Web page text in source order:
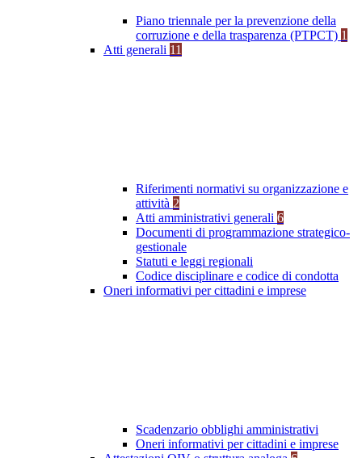
Piano triennale per la prevenzione della
corruzione e della trasparenza (PTPCT) 1
Atti generali 11
Riferimenti normativi su organizzazione e
attività 2
Atti amministrativi generali 6
Documenti di programmazione strategico-
gestionale
Statuti e leggi regionali
Codice disciplinare e codice di condotta
Oneri informativi per cittadini e imprese
Scadenzario obblighi amministrativi
Oneri informativi per cittadini e imprese